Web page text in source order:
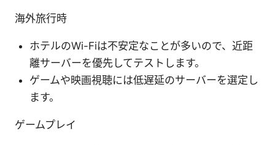
海外旅行時
ホテルのWi-Fiは不安定なことが多いので、近距
離サーバーを優先してテストします。
ゲームや映画視聴には低遅延のサーバーを選定し
ます。
ゲームプレイ